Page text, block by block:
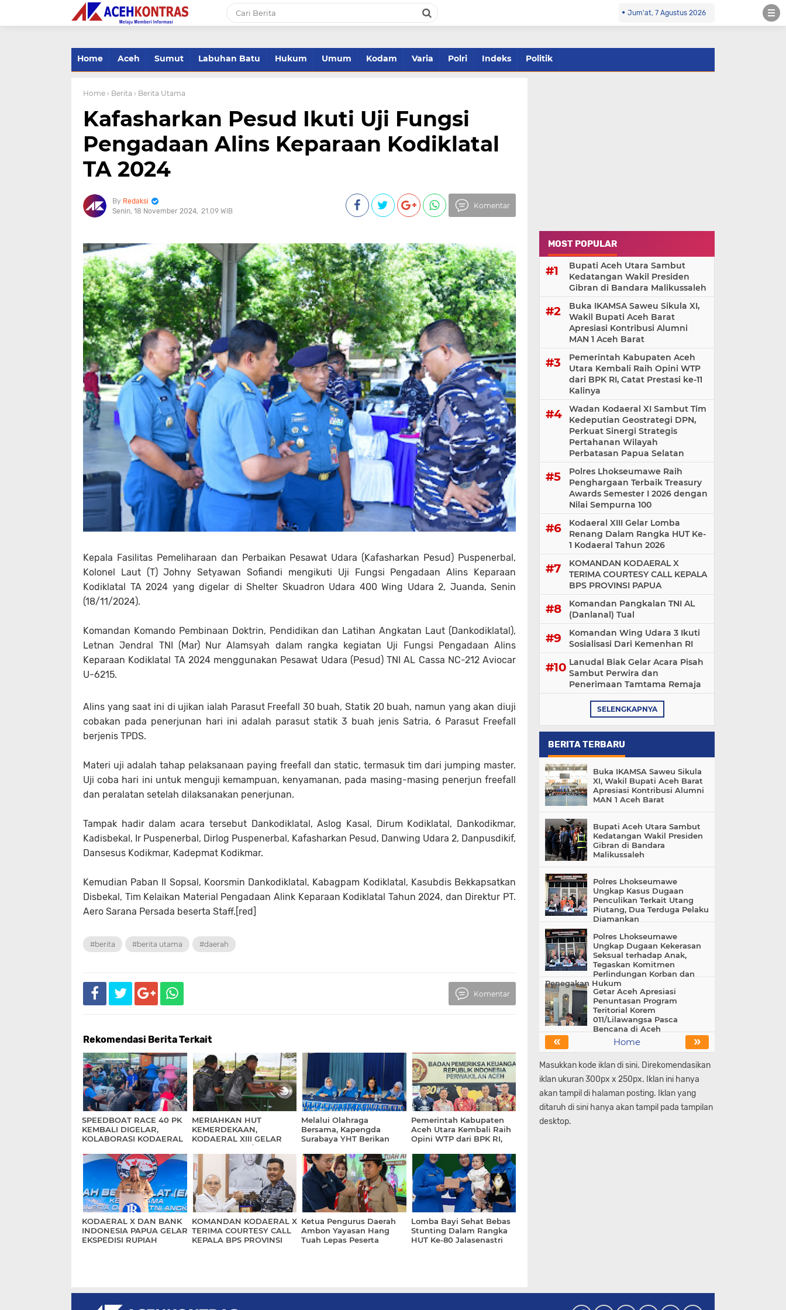
Jum'at, 7 Agustus 2026
Home Aceh Sumut Labuhan Batu Hukum Umum Kodam Varia Polri Indeks Politik
Home › Berita › Berita Utama
Kafasharkan Pesud Ikuti Uji Fungsi
Pengadaan Alins Keparaan Kodiklatal
TA 2024
Redaksi
Senin, 18 November 2024 21.09 WIB
Komentar
Kepala Fasilitas Pemeliharaan dan Perbaikan Pesawat Udara (Kafasharkan Pesud) Puspenerbal,
Kolonel Laut (T) Johny Setyawan Sofiandi mengikuti Uji Fungsi Pengadaan Alins Keparaan
Kodiklatal TA 2024 yang digelar di Shelter Skuadron Udara 400 Wing Udara 2, Juanda, Senin
(18/11/2024).
Komandan Komando Pembinaan Doktrin, Pendidikan dan Latihan Angkatan Laut (Dankodiklatal),
Letnan Jendral TNI (Mar) Nur Alamsyah dalam rangka kegiatan Uji Fungsi Pengadaan Alins
Keparaan Kodiklatal TA 2024 menggunakan Pesawat Udara (Pesud) TNI AL Cassa NC-212 Aviocar
U-6215.
Alins yang saat ini di ujikan ialah Parasut Freefall 30 buah, Statik 20 buah, namun yang akan diuji
cobakan pada penerjunan hari ini adalah parasut statik 3 buah jenis Satria, 6 Parasut Freefall
berjenis TPDS.
Materi uji adalah tahap pelaksanaan paying freefall dan static, termasuk tim dari jumping master.
Uji coba hari ini untuk menguji kemampuan, kenyamanan, pada masing-masing penerjun freefall
dan peralatan setelah dilaksanakan penerjunan.
Tampak hadir dalam acara tersebut Dankodiklatal, Aslog Kasal, Dirum Kodiklatal, Dankodikmar,
Kadisbekal, Ir Puspenerbal, Dirlog Puspenerbal, Kafasharkan Pesud, Danwing Udara 2, Danpusdikif,
Dansesus Kodikmar, Kadepmat Kodikmar.
Kemudian Paban II Sopsal, Koorsmin Dankodiklatal, Kabagpam Kodiklatal, Kasubdis Bekkapsatkan
Disbekal, Tim Kelaikan Material Pengadaan Alink Keparaan Kodiklatal Tahun 2024, dan Direktur PT.
Aero Sarana Persada beserta Staff.[red]
#berita #berita utama #daerah
Komentar
Rekomendasi Berita Terkait
SPEEDBOAT RACE 40 PK
KEMBALI DIGELAR,
KOLABORASI KODAERAL
KALTARA
MERIAHKAN HUT
KEMERDEKAAN,
KODAERAL XIII GELAR
PERLOMBAAN/
PERTANDINGAN
INSPIRATIF
Melalui Olahraga
Bersama, Kapengda
Surabaya YHT Berikan
Kasatdik
Pemerintah Kabupaten
Aceh Utara Kembali Raih
Opini WTP dari BPK RI,
Kalinya
KODAERAL X DAN BANK
INDONESIA PAPUA GELAR
EKSPEDISI RUPIAH
KOMANDAN KODAERAL X
TERIMA COURTESY CALL
KEPALA BPS PROVINSI
Ketua Pengurus Daerah
Ambon Yayasan Hang
Tuah Lepas Peserta
Lomba Bayi Sehat Bebas
Stunting Dalam Rangka
HUT Ke-80 Jalasenastri
MOST POPULAR
Bupati Aceh Utara Sambut
Kedatangan Wakil Presiden
Gibran di Bandara Malikussaleh
Buka IKAMSA Saweu Sikula XI,
Wakil Bupati Aceh Barat
Apresiasi Kontribusi Alumni
MAN 1 Aceh Barat
Pemerintah Kabupaten Aceh
Utara Kembali Raih Opini WTP
dari BPK RI, Catat Prestasi ke-11
Kalinya
Wadan Kodaeral XI Sambut Tim
Kedeputian Geostrategi DPN,
Perkuat Sinergi Strategis
Pertahanan Wilayah
Perbatasan Papua Selatan
Polres Lhokseumawe Raih
Penghargaan Terbaik Treasury
Awards Semester I 2026 dengan
Nilai Sempurna 100
Kodaeral XIII Gelar Lomba
Renang Dalam Rangka HUT Ke-
1 Kodaeral Tahun 2026
KOMANDAN KODAERAL X
TERIMA COURTESY CALL KEPALA
BPS PROVINSI PAPUA
Komandan Pangkalan TNI AL
(Danlanal) Tual
Komandan Wing Udara 3 Ikuti
Sosialisasi ‎Dari Kemenhan RI
Lanudal Biak Gelar Acara Pisah
Sambut Perwira dan
Penerimaan Tamtama Remaja
SELENGKAPNYA
BERITA TERBARU
Buka IKAMSA Saweu Sikula
XI, Wakil Bupati Aceh Barat
Apresiasi Kontribusi Alumni
MAN 1 Aceh Barat
Bupati Aceh Utara Sambut
Kedatangan Wakil Presiden
Gibran di Bandara
Malikussaleh
Polres Lhokseumawe
Ungkap Kasus Dugaan
Penculikan Terkait Utang
Piutang, Dua Terduga Pelaku
Diamankan
Polres Lhokseumawe
Ungkap Dugaan Kekerasan
Seksual terhadap Anak,
Tegaskan Komitmen
Perlindungan Korban dan
Penegakan Hukum
Getar Aceh Apresiasi
Penuntasan Program
Teritorial Korem
011/Lilawangsa Pasca
Bencana di Aceh
« »
Home
Masukkan kode iklan di sini. Direkomendasikan
iklan ukuran 300px x 250px. Iklan ini hanya
akan tampil di halaman posting. Iklan yang
ditaruh di sini hanya akan tampil pada tampilan
desktop.